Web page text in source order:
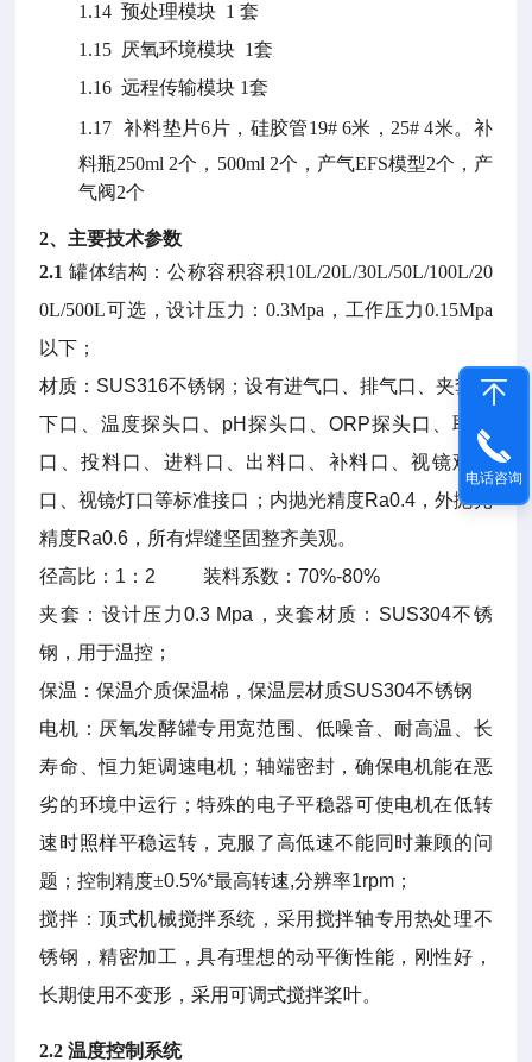
1.14 预处理模块 1套
1.15 厌氧环境模块 1套
1.16 远程传输模块 1套
1.17 补料垫片6 片， 硅胶管19# 6米， 25# 4米。 补
料瓶250ml 2个， 500ml 2个，产气EFS模型2个，产
气阀2个
2、主要技术参数
2.1罐体结构：公称容积容积10L/20L/30L/50L/100L/20
0L/500L可选，设计压力：0.3Mpa ，工作压力0.15Mpa
以下；
材质： SUS316不锈钢；设有进气口、排气口、夹套上
下口、温度探头口、 pH 探头口、ORP探头口、取样
口、投料口、进料口、出料口、补料口、视镜观察
口、视镜灯口等标准接口；内抛光精度Ra0.4 ，外抛光
精度Ra0.6 ，所有焊缝坚固整齐美观。
径高比： 1 ： 2装料系数：70%-80%
夹套：设计压力0.3 Mpa ，夹套材质： SUS304不锈
钢，用于温控；
保温：保温介质保温棉，保温层材质SUS304不锈钢
电机：厌氧发酵罐专用宽范围、低噪音、耐高温、长
寿命、恒力矩调速电机；轴端密封，确保电机能在恶
劣的环境中运行；特殊的电子平稳器可使电机在低转
速时照样平稳运转，克服了高低速不能同时兼顾的问
题；控制精度±0.5%*最高转速,分辨率1rpm ；
搅拌：顶式机械搅拌系统，采用搅拌轴专用热处理不
锈钢，精密加工，具有理想的动平衡性能，刚性好，
长期使用不变形，采用可调式搅拌桨叶。
2.2 温度控制系统
电话咨询